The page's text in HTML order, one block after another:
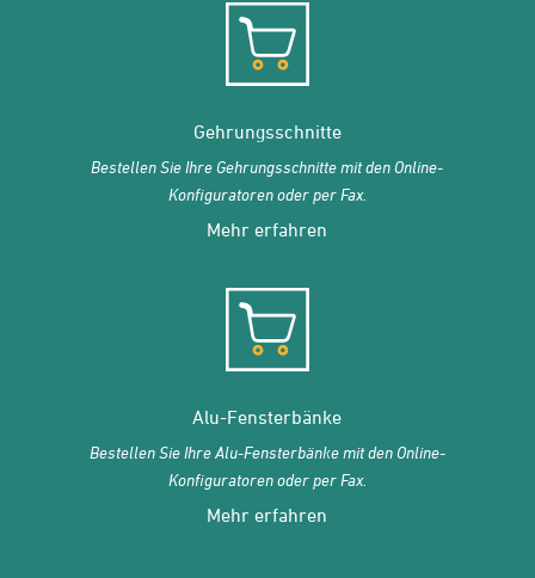
Gehrungsschnitte
Bestellen Sie Ihre Gehrungsschnitte mit den Online-
Konfiguratoren oder per Fax.
Mehr erfahren
Alu-Fensterbänke
Bestellen Sie Ihre Alu-Fensterbänke mit den Online-
Konfiguratoren oder per Fax.
Mehr erfahren